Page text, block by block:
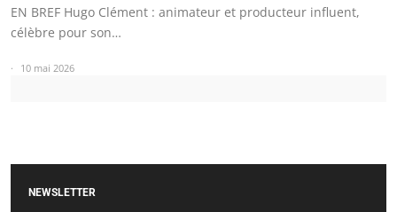
EN BREF Hugo Clément : animateur et producteur influent,
célèbre pour son…
10 mai 2026
NEWSLETTER